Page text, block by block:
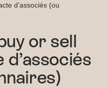
d’associés (ou
or sell